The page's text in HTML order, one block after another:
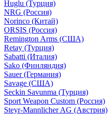
Huglu (Турция)
NRG (Россия)
Norinco (Китай)
ORSIS (Россия)
Remington Arms (США)
Retay (Турция)
Sabatti (Италия)
Sako (Финляндия)
Sauer (Германия)
Savage (США)
Seckin Savunma (Турция)
Sport Weapon Custom (Россия)
Steyr-Mannlicher AG (Австрия)